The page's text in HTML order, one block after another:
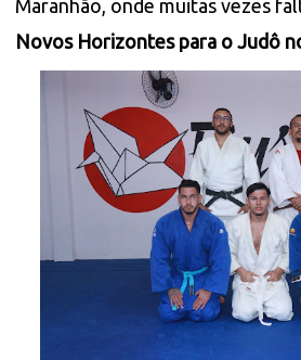
Maranhão, onde muitas vezes
Novos Horizontes para o Judô